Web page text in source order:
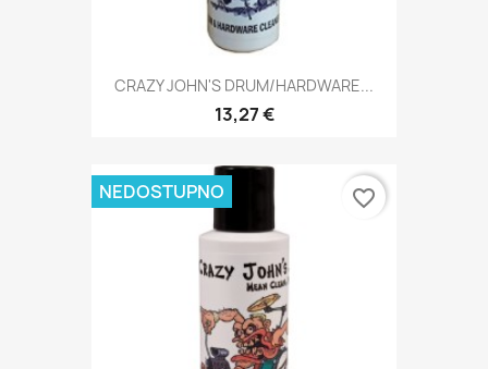
CRAZY JOHN'S DRUM/HARDWARE...
13,27 €
NEDOSTUPNO favorite_border